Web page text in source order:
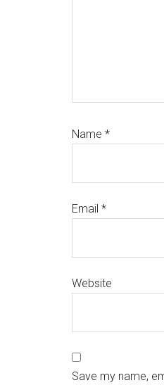
Name *
Email *
Website
Save my name,